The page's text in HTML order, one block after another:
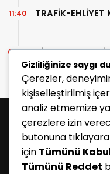
TRAFİK-EHLİYET
11:40
BİR AHMET TELLİ
07:30
Gizliliğinize saygı
Çerezler,
kişiselleştirilmiş
analiz etmemize
çerezlere izin
butonuna
için Tümünü
Tümünü Reddet